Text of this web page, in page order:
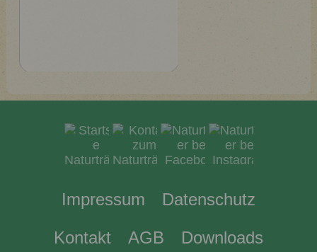
Impressum Datenschutz
Kontakt AGB Downloads